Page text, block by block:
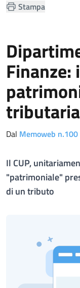
Stampa
Finanze:
tributaria
Dal Memoweb
Il CUP,
"patrimoniale"
di un tributo